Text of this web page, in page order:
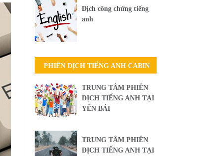
Dịch công chứng tiếng
anh
PHIÊN DỊCH TIẾNG ANH CABIN
TRUNG TÂM PHIÊN
DỊCH TIẾNG ANH TẠI
YÊN BÁI
TRUNG TÂM PHIÊN
DỊCH TIẾNG ANH TẠI